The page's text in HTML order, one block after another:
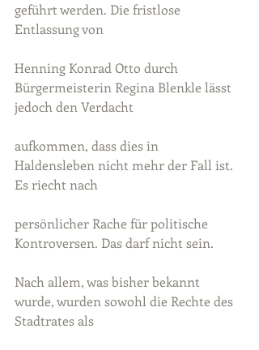
geführt werden. Die fristlose
Entlassung von
Henning Konrad Otto durch
Bürgermeisterin Regina Blenkle lässt
jedoch den Verdacht
aufkommen, dass dies in
Haldensleben nicht mehr der Fall ist.
Es riecht nach
persönlicher Rache für politische
Kontroversen. Das darf nicht sein.
Nach allem, was bisher bekannt
wurde, wurden sowohl die Rechte des
Stadtrates als